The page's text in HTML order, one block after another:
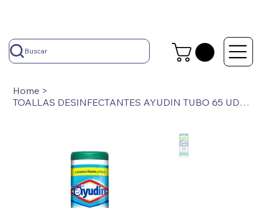
Buscar
Home >
TOALLAS DESINFECTANTES AYUDIN TUBO 65 UDES